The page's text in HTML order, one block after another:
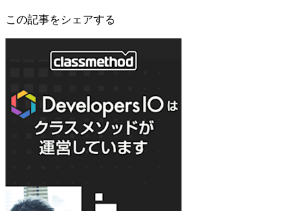
この記事をシェアする